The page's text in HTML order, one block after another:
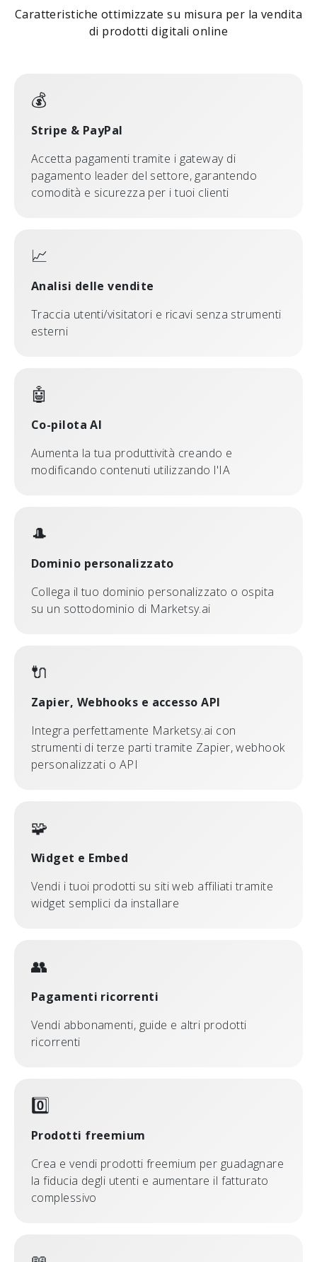
Caratteristiche ottimizzate su misura per la vendita
di prodotti digitali online
💰
Stripe & PayPal
Accetta pagamenti tramite i gateway di
pagamento leader del settore, garantendo
comodità e sicurezza per i tuoi clienti
📈
Analisi delle vendite
Traccia utenti/visitatori e ricavi senza strumenti
esterni
🤖
Co-pilota AI
Aumenta la tua produttività creando e
modificando contenuti utilizzando l'IA
🎩
Dominio personalizzato
Collega il tuo dominio personalizzato o ospita
su un sottodominio di Marketsy.ai
🔌
Zapier, Webhooks e accesso API
Integra perfettamente Marketsy.ai con
strumenti di terze parti tramite Zapier, webhook
personalizzati o API
🧩
Widget e Embed
Vendi i tuoi prodotti su siti web affiliati tramite
widget semplici da installare
👥
Pagamenti ricorrenti
Vendi abbonamenti, guide e altri prodotti
ricorrenti
0️⃣
Prodotti freemium
Crea e vendi prodotti freemium per guadagnare
la fiducia degli utenti e aumentare il fatturato
complessivo